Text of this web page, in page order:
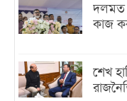
দলমত
কাজ
শেখ